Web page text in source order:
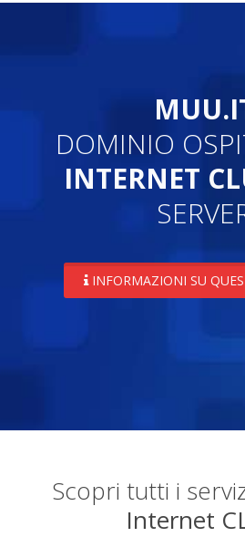
DOMINIO
INTERNET
INFORMAZIONI SU
Scopri tutti i
Internet